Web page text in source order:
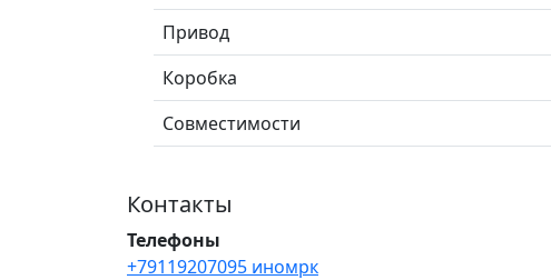
Привод
Коробка
Совместимости
Контакты
Телефоны
+79119207095 иномрк